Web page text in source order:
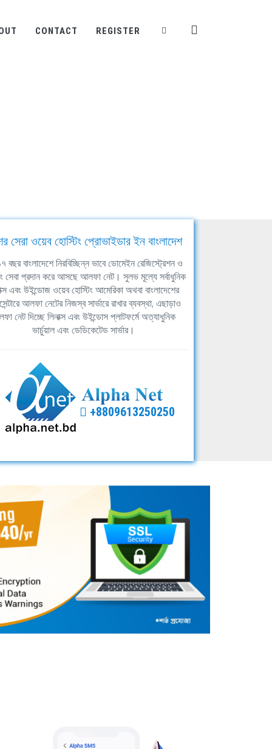
CONTACT REGISTER
সেরা ওয়েব হোস্টিং প্রোভাইডার ইন বাংলাদেশ
বছর বাংলাদেশে নিরবিচ্ছিন্ন ভাবে ডোমেইন রেজিস্ট্রেশন ও
সেবা প্রদান করে আসছে আলফা নেট। সুলভ মূল্যে সর্বাধুনিক
এবং উইন্ডোজ ওয়েব হোস্টিং আমেরিকা অথবা বাংলাদেশের
আলফা নেটের নিজস্ব সার্ভারে রাখার ব্যবস্থা, এছাড়াও
নেট দিচ্ছে লিনাক্স এবং উইন্ডোস প্লাটফর্মে অত্যাধুনিক
ভার্চুয়াল এবং ডেডিকেটেড সার্ভার।
+8809613250250